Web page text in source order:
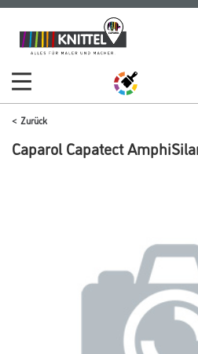
Zum
Inhalt
Zum
Navigationsmenü
Zurück
Caparol Capatect